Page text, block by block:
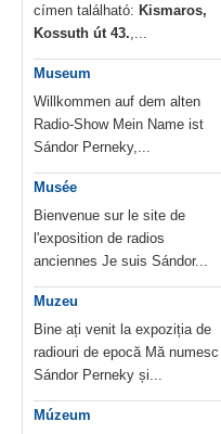
címen található: Kismaros,
Kossuth út 43.,...
Museum
Willkommen auf dem alten
Radio-Show Mein Name ist
Sándor Perneky,...
Musée
Bienvenue sur le site de
l'exposition de radios
anciennes Je suis Sándor...
Muzeu
Bine ați venit la expoziția de
radiouri de epocă Mă numesc
Sándor Perneky și...
Múzeum